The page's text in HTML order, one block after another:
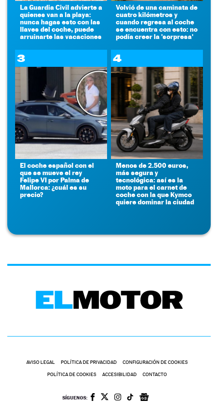
La Guardia Civil advierte a
quienes van a la playa:
nunca hagas esto con las
llaves del coche, puede
arruinarte las vacaciones
Volvió de una caminata de
cuatro kilómetros y
cuando regresa al coche
se encuentra con esto: no
podía creer la 'sorpresa'
3
El coche español con el
que se mueve el rey
Felipe VI por Palma de
Mallorca: ¿cuál es su
precio?
4
Menos de 2.500 euros,
más segura y
tecnológica: así es la
moto para el carnet de
coche con la que Kymco
quiere dominar la ciudad
AVISO LEGAL POLÍTICA DE PRIVACIDAD CONFIGURACIÓN DE COOKIES
POLÍTICA DE COOKIES ACCESIBILIDAD CONTACTO
SÍGUENOS: